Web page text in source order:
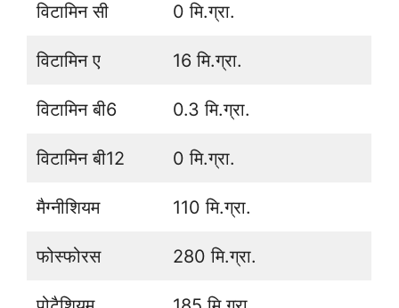
विटामिन सी 0 मि.ग्रा.
विटामिन ए 16 मि.ग्रा.
विटामिन बी6 0.3 मि.ग्रा.
विटामिन बी12 0 मि.ग्रा.
मैग्नीशियम 110 मि.ग्रा.
फोस्फोरस 280 मि.ग्रा.